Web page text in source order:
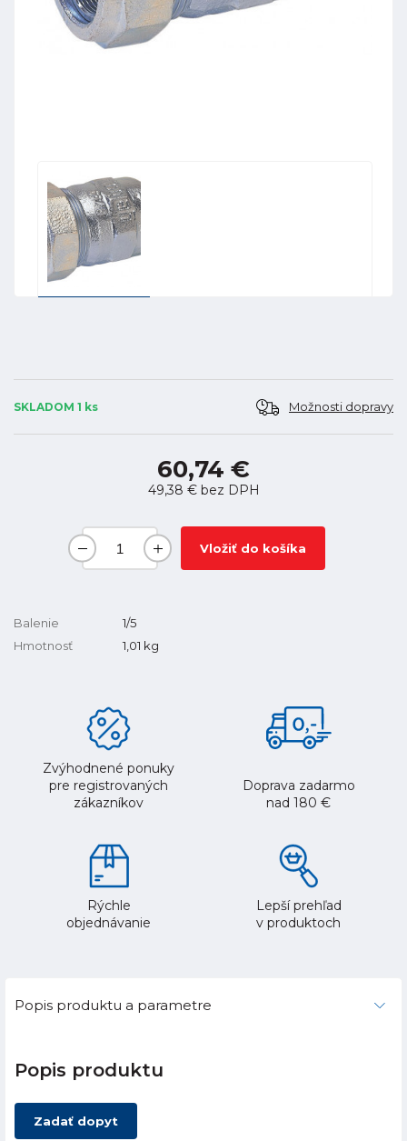
SKLADOM 1 ks Možnosti dopravy
60,74 €
49,38 €bez DPH
Vložiť do košíka
Balenie
1/5
Hmotnosť
1,01 kg
Zvýhodnené ponuky
pre registrovaných
zákazníkov
Doprava zadarmo
nad 180 €
Rýchle
objednávanie
Lepší prehľad
v produktoch
Popis produktu a parametre
Popis produktu
Zadať dopyt